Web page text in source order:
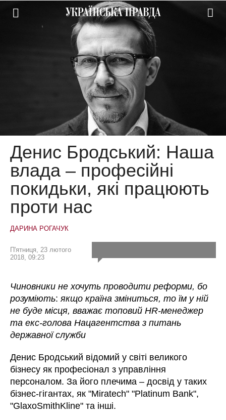
Денис Бродський: Наша
влада – професійні
покидьки, які працюють
проти нас
ДАРИНА РОГАЧУК
П'ятниця, 23 лютого
2018, 09:23
Чиновники не хочуть проводити реформи, бо
розуміють:якщо країна зміниться, то їм у ній
не буде місця, вважає топовий HR-менеджер
та екс-голова Нацагентства з питань
державної служби
Денис Бродський відомий у світі великого
бізнесу як професіонал з управління
персоналом. За його плечима – досвід у таких
бізнес-гігантах, як "Miratech" "Platinum Bank",
"GlaxoSmithKline" та інші.